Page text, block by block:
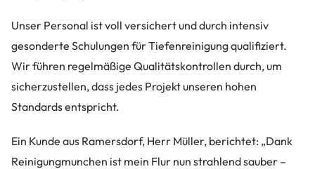
Unser Personal ist voll versichert und durch intensiv
gesonderte Schulungen für Tiefenreinigung qualifiziert.
Wir führen regelmäßige Qualitätskontrollen durch, um
sicherzustellen, dass jedes Projekt unseren hohen
Standards entspricht.
Ein Kunde aus Ramersdorf, Herr Müller, berichtet: „Dank
Reinigungmunchen ist mein Flur nun strahlend sauber –